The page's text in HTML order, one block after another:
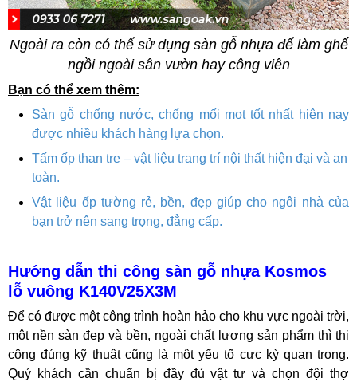
Ngoài ra còn có thể sử dụng sàn gỗ nhựa để làm ghế
ngồi ngoài sân vườn hay công viên
Bạn có thể xem thêm:
Sàn gỗ chống nước, chống mối mọt tốt nhất hiện nay
được nhiều khách hàng lựa chọn.
Tấm ốp than tre – vật liệu trang trí nội thất hiện đại và an
toàn.
Vật liệu ốp tường rẻ, bền, đẹp giúp cho ngôi nhà của
bạn trở nên sang trọng, đẳng cấp.
Hướng dẫn thi công sàn gỗ nhựa Kosmos
lỗ vuông K140V25X3M
Để có được một công trình hoàn hảo cho khu vực ngoài trời,
một nền sàn đẹp và bền, ngoài chất lượng sản phẩm thì thi
công đúng kỹ thuật cũng là một yếu tố cực kỳ quan trọng.
Quý khách cần chuẩn bị đầy đủ vật tư và chọn đội thợ